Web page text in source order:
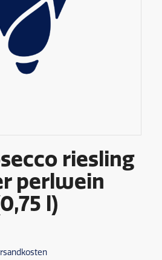
riesling
perlwein
l)